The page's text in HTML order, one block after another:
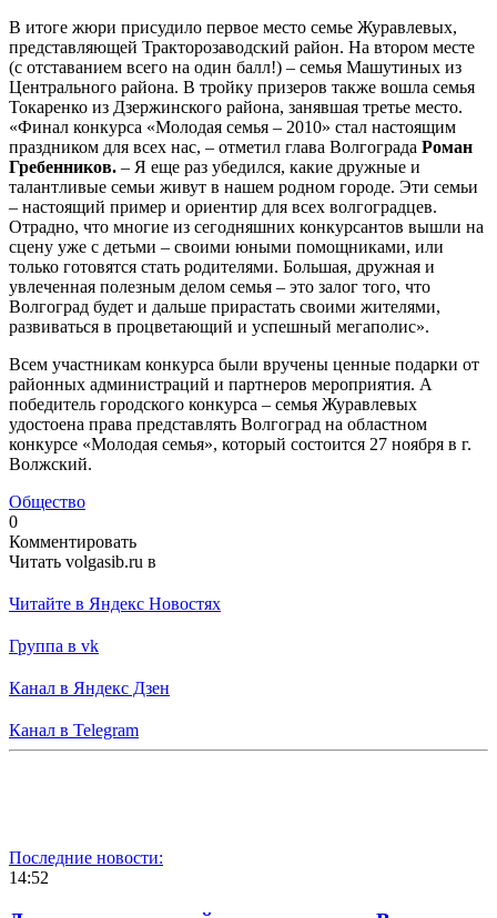
В итоге жюри присудило первое место семье Журавлевых,
представляющей Тракторозаводский район. На втором месте
(с отставанием всего на один балл!) – семья Машутиных из
Центрального района. В тройку призеров также вошла семья
Токаренко из Дзержинского района, занявшая третье место.
«Финал конкурса «Молодая семья – 2010» стал настоящим
праздником для всех нас, – отметил глава Волгограда Роман
Гребенников. – Я еще раз убедился, какие дружные и
талантливые семьи живут в нашем родном городе. Эти семьи
– настоящий пример и ориентир для всех волгоградцев.
Отрадно, что многие из сегодняшних конкурсантов вышли на
сцену уже с детьми – своими юными помощниками, или
только готовятся стать родителями. Большая, дружная и
увлеченная полезным делом семья – это залог того, что
Волгоград будет и дальше прирастать своими жителями,
развиваться в процветающий и успешный мегаполис».
Всем участникам конкурса были вручены ценные подарки от
районных администраций и партнеров мероприятия. А
победитель городского конкурса – семья Журавлевых
удостоена права представлять Волгоград на областном
конкурсе «Молодая семья», который состоится 27 ноября в г.
Волжский.
Общество
0
Комментировать
Читать volgasib.ru в
Читайте в Яндекс Новостях
Группа в vk
Канал в Яндекс Дзен
Канал в Telegram
Последние новости:
14:52